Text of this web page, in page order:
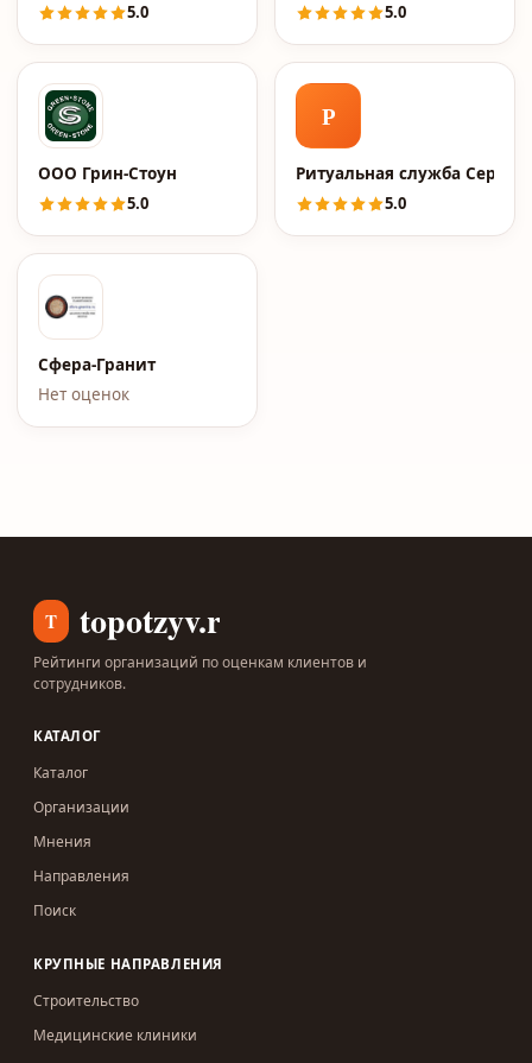
5.0
5.0
ООО Грин-Стоун
5.0
Р
Ритуальная служба
5.0
Cфера-Гранит
Нет оценок
T topotzyv.ru
Рейтинги организаций по оценкам клиентов и
сотрудников.
КАТАЛОГ
Каталог
Организации
Мнения
Направления
Поиск
КРУПНЫЕ НАПРАВЛЕНИЯ
Строительство
Медицинские клиники